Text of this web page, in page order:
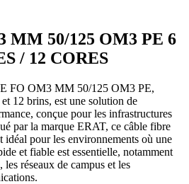
MM 50/125 OM3 PE 6
/ 12 CORES
FO OM3 MM 50/125 OM3 PE,
12 brins, est une solution de
conçue pour les infrastructures
par la marque ERAT, ce câble fibre
pour les environnements où une
et fiable est essentielle, notamment
les réseaux de campus et les